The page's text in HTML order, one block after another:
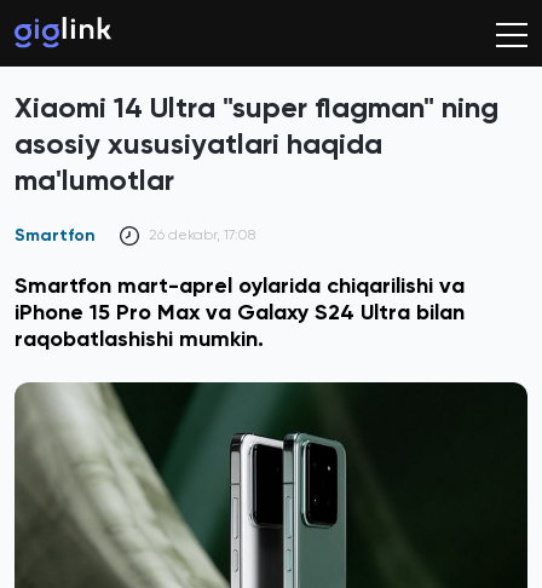
Xiaomi 14 Ultra "super flagman" ning
asosiy xususiyatlari haqida
ma'lumotlar
Smartfon 26 dekabr, 17:08
Smartfon mart-aprel oylarida chiqarilishi va
iPhone 15 Pro Max va Galaxy S24 Ultra bilan
raqobatlashishi mumkin.